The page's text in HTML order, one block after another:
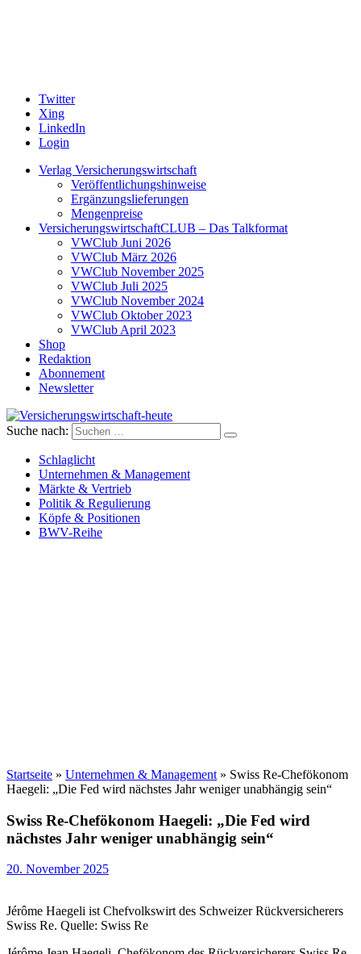
Twitter
Xing
LinkedIn
Login
Verlag Versicherungswirtschaft
Veröffentlichungshinweise
Ergänzungslieferungen
Mengenpreise
VersicherungswirtschaftCLUB – Das Talkformat
VWClub Juni 2026
VWClub März 2026
VWClub November 2025
VWClub Juli 2025
VWClub November 2024
VWClub Oktober 2023
VWClub April 2023
Shop
Redaktion
Abonnement
Newsletter
Versicherungswirtschaft-heute
Suche nach:
Schlaglicht
Unternehmen & Management
Märkte & Vertrieb
Politik & Regulierung
Köpfe & Positionen
BWV-Reihe
Startseite » Unternehmen & Management » Swiss Re-Chefökonom
Haegeli: „Die Fed wird nächstes Jahr weniger unabhängig sein“
Swiss Re-Chefökonom Haegeli: „Die Fed wird
nächstes Jahr weniger unabhängig sein“
20. November 2025
Jérôme Haegeli ist Chefvolkswirt des Schweizer Rückversicherers
Swiss Re. Quelle: Swiss Re